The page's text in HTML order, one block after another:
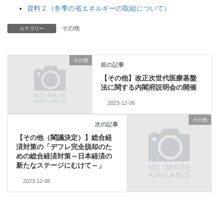
資料２（冬季の省エネルギーの取組について）
カテゴリー その他
その他
前の記事
【その他】改正次世代医療基盤
法に関する内閣府説明会の開催
2023-12-06
その他
次の記事
【その他（閣議決定）】総合経
済対策の「デフレ完全脱却のた
めの総合経済対策～日本経済の
新たなステージにむけて～」
2023-12-06